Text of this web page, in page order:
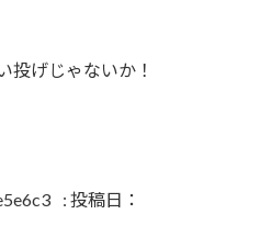
投げじゃないか！
: 投稿日：